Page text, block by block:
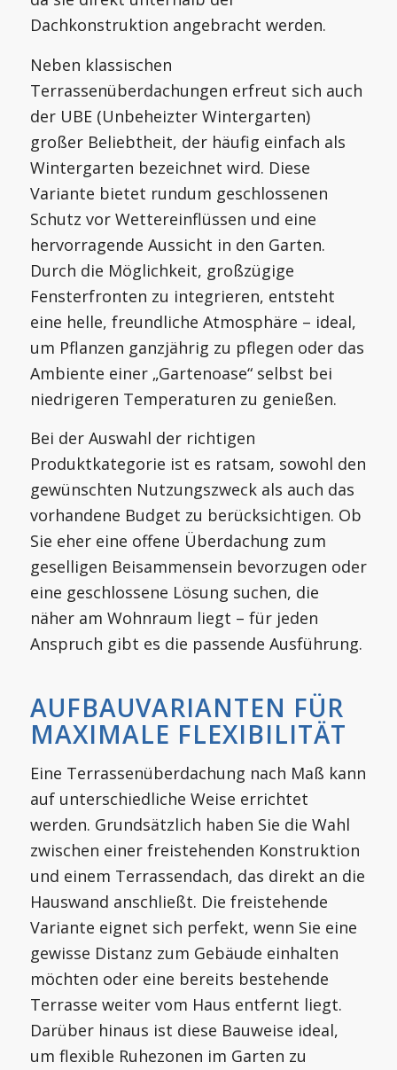
Dachkonstruktion angebracht werden.
Neben klassischen
Terrassenüberdachungen erfreut sich auch
der UBE (Unbeheizter Wintergarten)
großer Beliebtheit, der häufig einfach als
Wintergarten bezeichnet wird. Diese
Variante bietet rundum geschlossenen
Schutz vor Wettereinflüssen und eine
hervorragende Aussicht in den Garten.
Durch die Möglichkeit, großzügige
Fensterfronten zu integrieren, entsteht
eine helle, freundliche Atmosphäre – ideal,
um Pflanzen ganzjährig zu pflegen oder das
Ambiente einer „Gartenoase“ selbst bei
niedrigeren Temperaturen zu genießen.
Bei der Auswahl der richtigen
Produktkategorie ist es ratsam, sowohl den
gewünschten Nutzungszweck als auch das
vorhandene Budget zu berücksichtigen. Ob
Sie eher eine offene Überdachung zum
geselligen Beisammensein bevorzugen oder
eine geschlossene Lösung suchen, die
näher am Wohnraum liegt – für jeden
Anspruch gibt es die passende Ausführung.
AUFBAUVARIANTEN FÜR
MAXIMALE FLEXIBILITÄT
Eine Terrassenüberdachung nach Maß kann
auf unterschiedliche Weise errichtet
werden. Grundsätzlich haben Sie die Wahl
zwischen einer freistehenden Konstruktion
und einem Terrassendach, das direkt an die
Hauswand anschließt. Die freistehende
Variante eignet sich perfekt, wenn Sie eine
gewisse Distanz zum Gebäude einhalten
möchten oder eine bereits bestehende
Terrasse weiter vom Haus entfernt liegt.
Darüber hinaus ist diese Bauweise ideal,
um flexible Ruhezonen im Garten zu